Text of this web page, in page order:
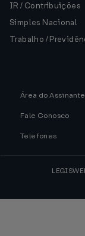
IR / Contribuições
Simples Nacional
Trabalho /
Área do Assinante
Fale Conosco
Telefones